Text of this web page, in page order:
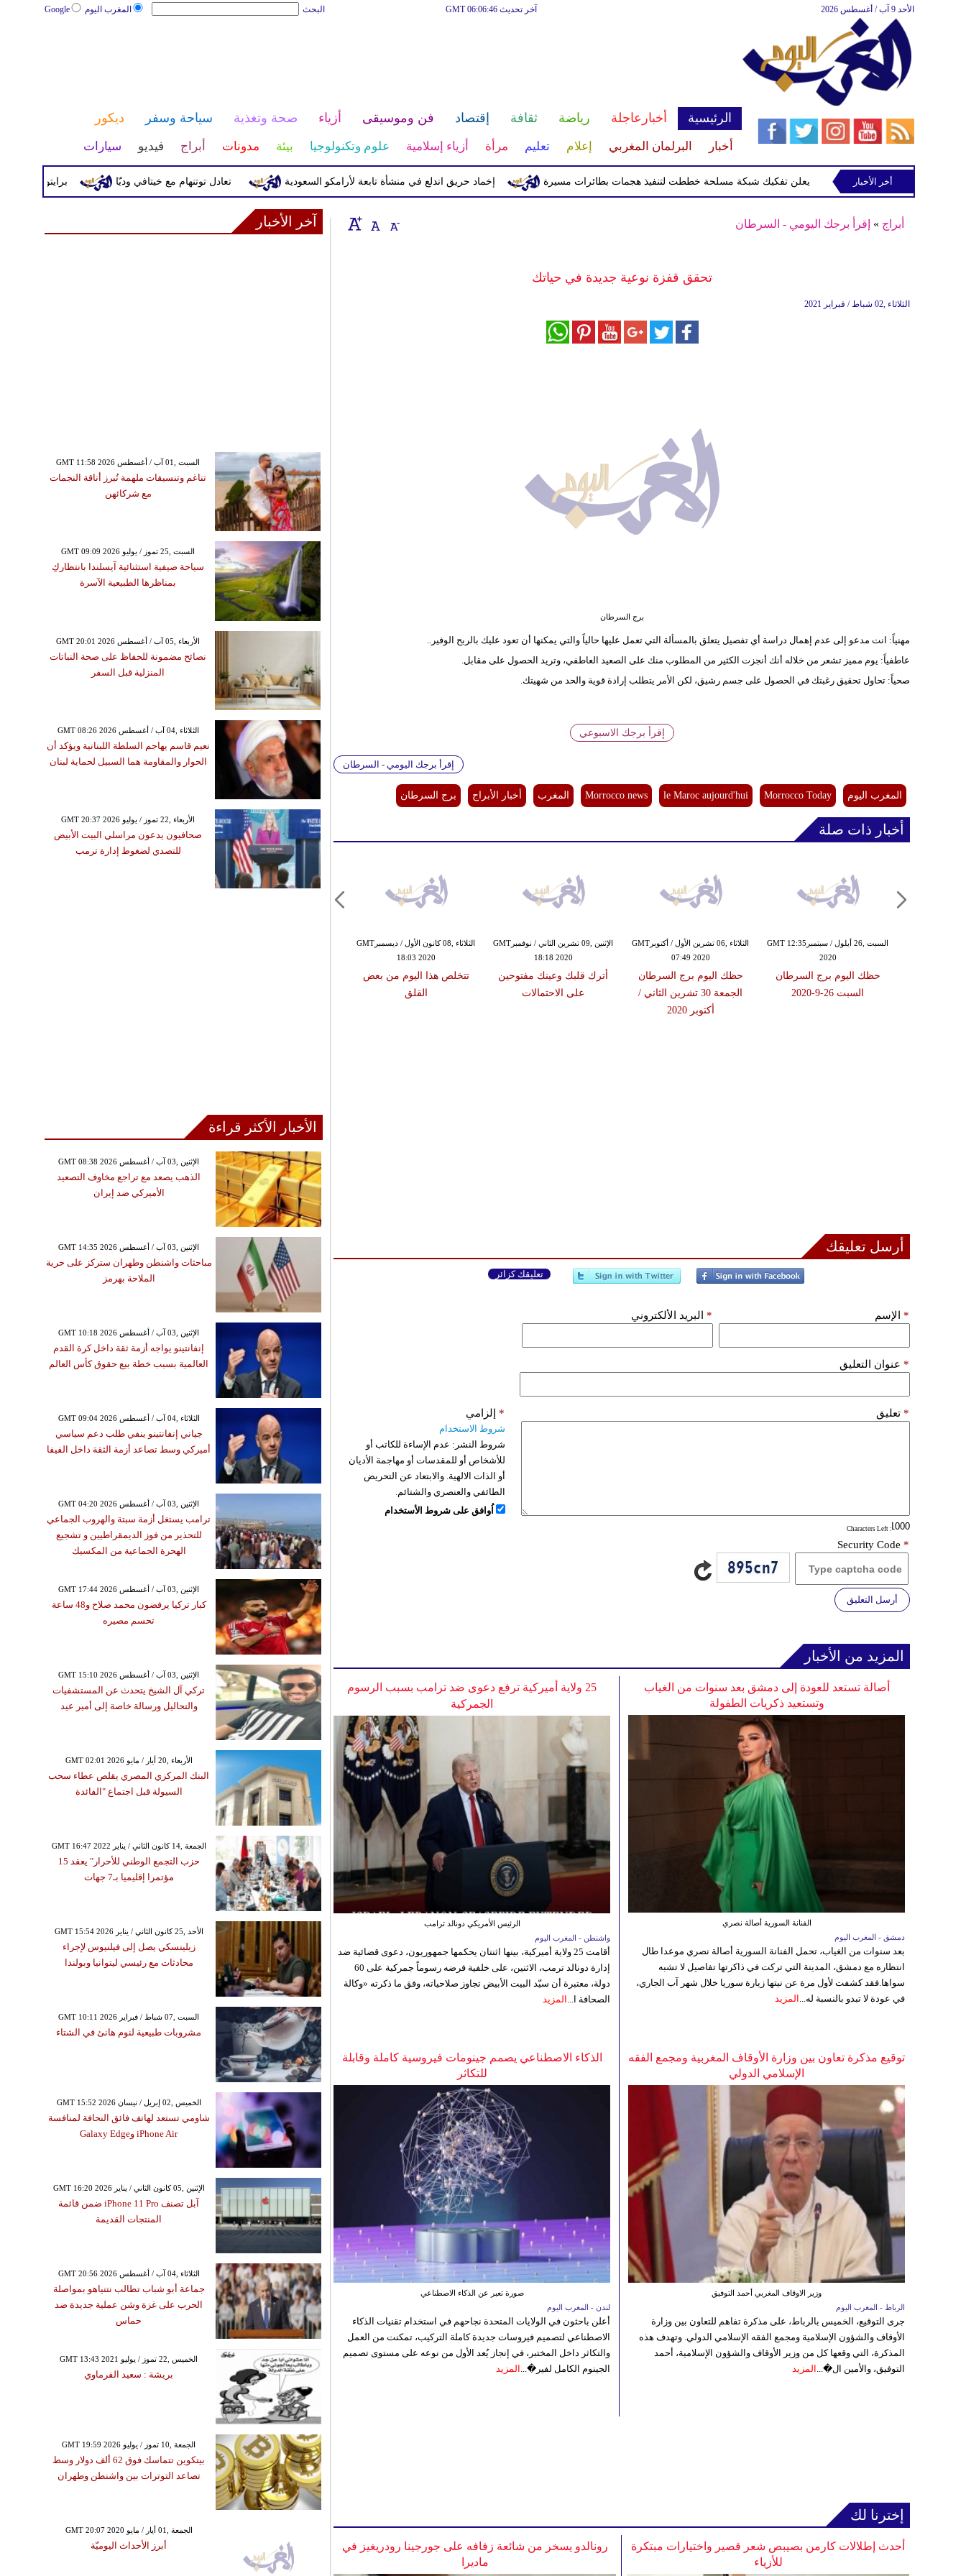
المغرب اليوم Google البحث آخر تحديث GMT 06:06:46 الأحد 9 آب / أغسطس 2026
الرئيسية أخبارعاجلة رياضة ثقافة إقتصاد فن وموسيقى أزياء صحة وتغذية سياحة وسفر ديكور
أخبار البرلمان المغربي إعلام تعليم مرأة أزياء إسلامية علوم وتكنولوجيا بيئة مدونات أبراج فيديو سيارات
برايتون يقسو على روما تعادل توتنهام مع خيتافي وديّا إخماد حريق اندلع في منشأة تابعة لأرامكو السعودية العراق يعلن تفكيك شبكة مسلحة خططت لتنفيذ هجمات بطائرات مسيرةأخر الأخبار
أبراج » إقرأ برجك اليومي - السرطان
تحقق قفزة نوعية جديدة في حياتك
الثلاثاء ,02 شباط / فبراير 2021
برج السرطان
مهنياً: انت مدعو إلى عدم إهمال دراسة أي تفصيل يتعلق بالمسألة التي تعمل عليها حالياً والتي يمكنها أن تعود عليك بالربح الوفير..
عاطفياً: يوم مميز تشعر من خلاله أنك أنجزت الكثير من المطلوب منك على الصعيد العاطفي، وتريد الحصول على مقابل.
صحياً: تحاول تحقيق رغبتك في الحصول على جسم رشيق، لكن الأمر يتطلب إرادة قوية والحد من شهيتك.
إقرأ برجك الاسبوعي
إقرأ برجك اليومي - السرطان
المغرب اليوم Morrocco Today
le Maroc aujourd'hui
Morrocco news المغرب أخبار الأبراج برج السرطان
أخبار ذات صلة
الثلاثاء ,08 كانون الأول / ديسمبرGMT
18:03 2020
تتخلص هذا اليوم من بعض
القلق
الإثنين ,09 تشرين الثاني / نوفمبرGMT
18:18 2020
أترك قلبك وعينك مفتوحين
على الاحتمالات
الثلاثاء ,06 تشرين الأول / أكتوبرGMT
07:49 2020
حظك اليوم برج السرطان
الجمعة 30 تشرين الثاني /
أكتوبر 2020
السبت ,26 أيلول / سبتمبرGMT 12:35
2020
حظك اليوم برج السرطان
السبت 26-9-2020
أرسل تعليقك
تعليقك كزائر
الإسم * البريد الألكتروني *
عنوان التعليق *
تعليق *
: Characters Left
إلزامي *
شروط الاستخدام
شروط النشر: عدم الإساءة للكاتب أو
للأشخاص أو للمقدسات أو مهاجمة الأديان
أو الذات الالهية. والابتعاد عن التحريض
الطائفي والعنصري والشتائم.
اُوافق على شروط الأستخدام
Security Code *
أرسل التعليق
المزيد من الأخبار
25 ولاية أميركية ترفع دعوى ضد ترامب بسبب الرسوم
الجمركية
الرئيس الأمريكي دونالد ترامب
واشنطن - المغرب اليوم
أقامت 25 ولاية أميركية، بينها اثنتان يحكمها جمهوريون، دعوى قضائية ضد
إدارة دونالد ترمب، الاثنين، على خلفية فرضه رسوماً جمركية على 60
دولة، معتبرة أن سيّد البيت الأبيض تجاوز صلاحياته، وفق ما ذكرته «وكالة
الصحافة ا... المزيد
أصالة تستعد للعودة إلى دمشق بعد سنوات من الغياب
وتستعيد ذكريات الطفولة
الفنانة السورية أصالة نصري
دمشق - المغرب اليوم
بعد سنوات من الغياب، تحمل الفنانة السورية أصالة نصري موعدا طال
انتظاره مع دمشق، المدينة التي تركت في ذاكرتها تفاصيل لا تشبه
سواها.فقد كشفت لأول مرة عن نيتها زيارة سوريا خلال شهر آب الجاري،
في عودة لا تبدو بالنسبة له... المزيد
الذكاء الاصطناعي يصمم جينومات فيروسية كاملة وقابلة
للتكاثر
صورة تعبر عن الذكاء الاصطناعي
لندن - المغرب اليوم
أعلن باحثون في الولايات المتحدة نجاحهم في استخدام تقنيات الذكاء
الاصطناعي لتصميم فيروسات جديدة كاملة التركيب، تمكنت من العمل
والتكاثر داخل المختبر، في إنجاز يُعد الأول من نوعه على مستوى تصميم
الجينوم الكامل لفير�... المزيد
توقيع مذكرة تعاون بين وزارة الأوقاف المغربية ومجمع الفقه
الإسلامي الدولي
وزير الاوقاف المغربي أحمد التوفيق
الرباط - المغرب اليوم
جرى التوقيع، الخميس بالرباط، على مذكرة تفاهم للتعاون بين وزارة
الأوقاف والشؤون الإسلامية ومجمع الفقه الإسلامي الدولي. وتهدف هذه
المذكرة، التي وقعها كل من وزير الأوقاف والشؤون الإسلامية، أحمد
التوفيق، والأمين ال�... المزيد
إخترنا لك
رونالدو يسخر من شائعة زفافه على جورجينا رودريغيز في
ماديرا
أحدث إطلالات كارمن بصيبص شعر قصير واختيارات مبتكرة
للأزياء
آخر الأخبار
GMT 11:58 2026 السبت ,01 آب / أغسطس
تناغم وتنسيقات ملهمة تُبرز أناقة النجمات
مع شركائهن
GMT 09:09 2026 السبت ,25 تموز / يوليو
سياحة صيفية استثنائية آيسلندا بانتظاركِ
بمناظرها الطبيعية الآسرة
GMT 20:01 2026 الأربعاء ,05 آب / أغسطس
نصائح مضمونة للحفاظ على صحة النباتات
المنزلية قبل السفر
GMT 08:26 2026 الثلاثاء ,04 آب / أغسطس
نعيم قاسم يهاجم السلطة اللبنانية ويؤكد أن
الحوار والمقاومة هما السبيل لحماية لبنان
GMT 20:37 2026 الأربعاء ,22 تموز / يوليو
صحافيون يدعون مراسلي البيت الأبيض
للتصدي لضغوط إدارة ترمب
الأخبار الأكثر قراءة
GMT 08:38 2026 الإثنين ,03 آب / أغسطس
الذهب يصعد مع تراجع مخاوف التصعيد
الأميركي ضد إيران
GMT 14:35 2026 الإثنين ,03 آب / أغسطس
مباحثات واشنطن وطهران ستركز على حرية
الملاحة بهرمز
GMT 10:18 2026 الإثنين ,03 آب / أغسطس
إنفانتينو يواجه أزمة ثقة داخل كرة القدم
العالمية بسبب خطة بيع حقوق كأس العالم
GMT 09:04 2026 الثلاثاء ,04 آب / أغسطس
جياني إنفانتينو ينفي طلب دعم سياسي
أميركي وسط تصاعد أزمة الثقة داخل الفيفا
GMT 04:20 2026 الإثنين ,03 آب / أغسطس
ترامب يستغل أزمة سبتة والهروب الجماعي
للتحذير من فوز الديمقراطيين و تشجيع
الهحرة الجماعية من المكسيك
GMT 17:44 2026 الإثنين ,03 آب / أغسطس
كبار تركيا يرفضون محمد صلاح و48 ساعة
تحسم مصيره
GMT 15:10 2026 الإثنين ,03 آب / أغسطس
تركي آل الشيخ يتحدث عن المستشفيات
والتحاليل ورسالة خاصة إلى أمير عيد
GMT 02:01 2026 الأربعاء ,20 أيار / مايو
البنك المركزي المصري يقلص عطاء سحب
السيولة قبل اجتماع "الفائدة
GMT 16:47 2022 الجمعة ,14 كانون الثاني / يناير
حزب التجمع الوطني للأحرار" يعقد 15
مؤتمرا إقليميا بـ7 جهات
GMT 15:54 2026 الأحد ,25 كانون الثاني / يناير
زيلينسكي يصل إلى فيلنيوس لإجراء
محادثات مع رئيسي ليتوانيا وبولندا
GMT 10:11 2026 السبت ,07 شباط / فبراير
مشروبات طبيعية لنوم هانئ في الشتاء
GMT 15:52 2026 الخميس ,02 إبريل / نيسان
شاومي تستعد لهاتف فائق النحافة لمنافسة
iPhone Air وGalaxy Edge
GMT 16:20 2026 الإثنين ,05 كانون الثاني / يناير
آبل تصنف iPhone 11 Pro ضمن قائمة
المنتجات القديمة
GMT 20:56 2026 الثلاثاء ,04 آب / أغسطس
جماعة أبو شباب تطالب نتنياهو بمواصلة
الحرب على غزة وشن عملية جديدة ضد
حماس
GMT 13:43 2021 الخميس ,22 تموز / يوليو
بريشة : سعيد الفرماوي
GMT 19:59 2026 الجمعة ,10 تموز / يوليو
بيتكوين تتماسك فوق 62 ألف دولار وسط
تصاعد التوترات بين واشنطن وطهران
GMT 20:07 2020 الجمعة ,01 أيار / مايو
أبرز الأحداث اليوميّة